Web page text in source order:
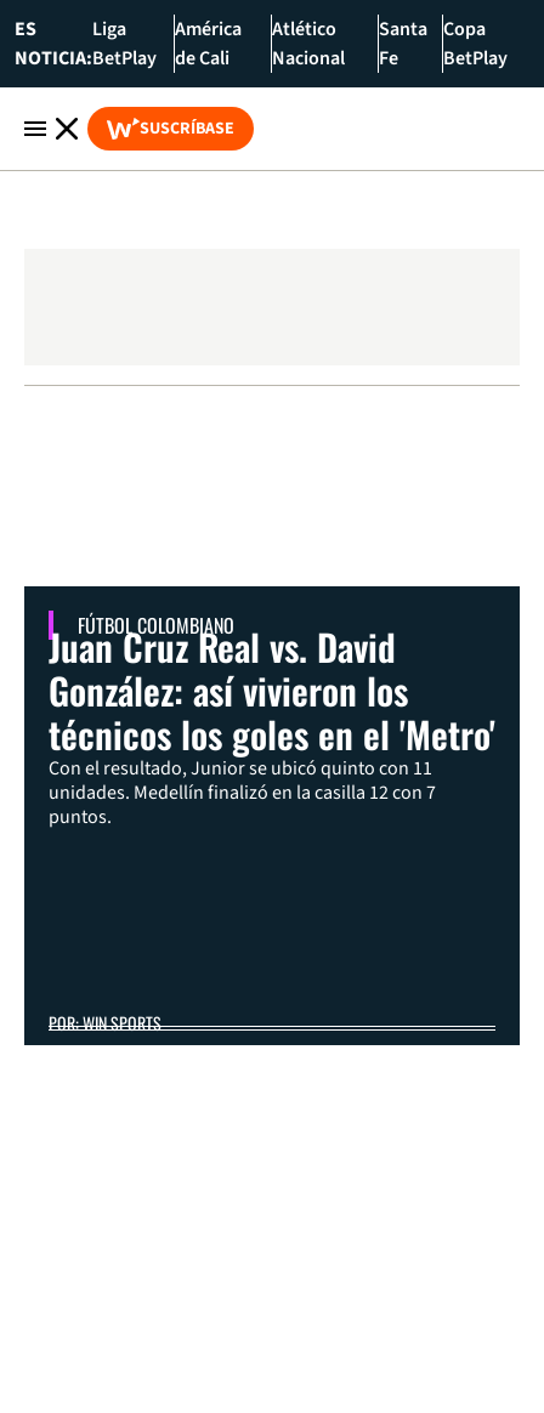
ES
NOTICIA:
Liga
BetPlay
América
de Cali
Atlético
Nacional
Santa
Fe
Copa
BetPlay
SUSCRÍBASE
FÚTBOL COLOMBIANO
Juan Cruz Real vs. David
González: así vivieron los
técnicos los goles en el 'Metro'
Con el resultado, Junior se ubicó quinto con 11
unidades. Medellín finalizó en la casilla 12 con 7
puntos.
POR: WIN SPORTS